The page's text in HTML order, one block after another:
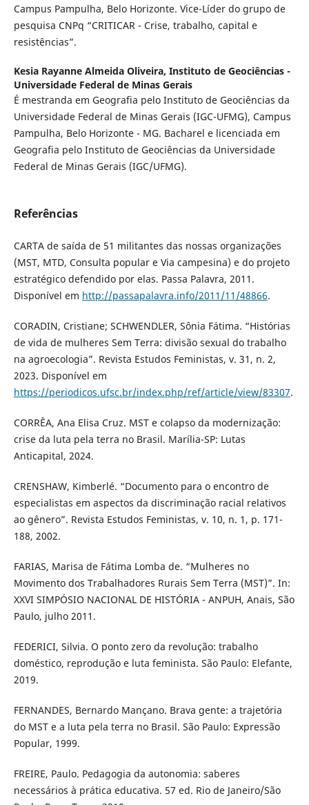
Campus Pampulha, Belo Horizonte. Vice-Líder do grupo de
pesquisa CNPq “CRITICAR - Crise, trabalho, capital e
resistências”.
Kesia Rayanne Almeida Oliveira, Instituto de Geociências -
Universidade Federal de Minas Gerais
É mestranda em Geografia pelo Instituto de Geociências da
Universidade Federal de Minas Gerais (IGC-UFMG), Campus
Pampulha, Belo Horizonte - MG. Bacharel e licenciada em
Geografia pelo Instituto de Geociências da Universidade
Federal de Minas Gerais (IGC/UFMG).
Referências
CARTA de saída de 51 militantes das nossas organizações
(MST, MTD, Consulta popular e Via campesina) e do projeto
estratégico defendido por elas. Passa Palavra, 2011.
Disponível em http://passapalavra.info/2011/11/48866.
CORADIN, Cristiane; SCHWENDLER, Sônia Fátima. “Histórias
de vida de mulheres Sem Terra: divisão sexual do trabalho
na agroecologia”. Revista Estudos Feministas, v. 31, n. 2,
2023. Disponível em
https://periodicos.ufsc.br/index.php/ref/article/view/83307.
CORRÊA, Ana Elisa Cruz. MST e colapso da modernização:
crise da luta pela terra no Brasil. Marília-SP: Lutas
Anticapital, 2024.
CRENSHAW, Kimberlé. “Documento para o encontro de
especialistas em aspectos da discriminação racial relativos
ao gênero”. Revista Estudos Feministas, v. 10, n. 1, p. 171-
188, 2002.
FARIAS, Marisa de Fátima Lomba de. “Mulheres no
Movimento dos Trabalhadores Rurais Sem Terra (MST)”. In:
XXVI SIMPÓSIO NACIONAL DE HISTÓRIA - ANPUH, Anais, São
Paulo, julho 2011.
FEDERICI, Silvia. O ponto zero da revolução: trabalho
doméstico, reprodução e luta feminista. São Paulo: Elefante,
2019.
FERNANDES, Bernardo Mançano. Brava gente: a trajetória
do MST e a luta pela terra no Brasil. São Paulo: Expressão
Popular, 1999.
FREIRE, Paulo. Pedagogia da autonomia: saberes
necessários à prática educativa. 57 ed. Rio de Janeiro/São